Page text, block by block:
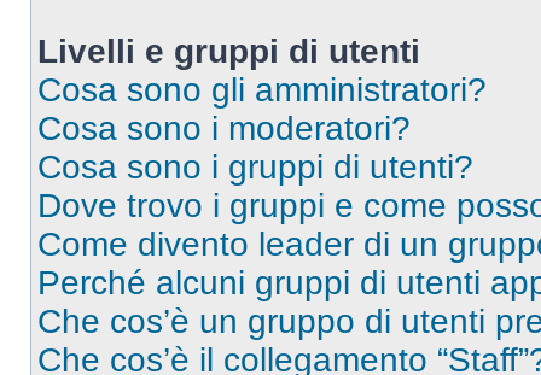
Livelli e gruppi di utenti
Cosa sono gli amministratori?
Cosa sono i moderatori?
Cosa sono i gruppi di utenti?
Dove trovo i gruppi e come
Come divento leader di un
Perché alcuni gruppi di utenti
Che cos’è un gruppo di utenti
Che cos’è il collegamento